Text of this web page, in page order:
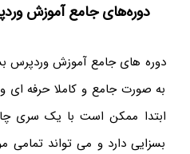
دوره‌های جامع آموزش
دوره های جامع آموزش وردپرس
به صورت جامع و کاملا حرفه ای
ابتدا ممکن است با یک سری
بسزایی دارد و می تواند تمامی